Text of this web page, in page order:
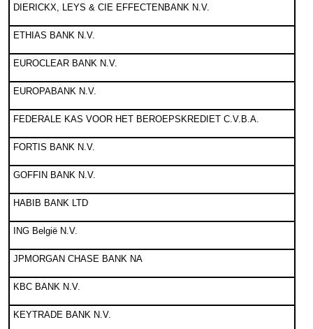
DIERICKX, LEYS & CIE EFFECTENBANK N.V.
ETHIAS BANK N.V.
EUROCLEAR BANK N.V.
EUROPABANK N.V.
FEDERALE KAS VOOR HET BEROEPSKREDIET C.V.B.A.
FORTIS BANK N.V.
GOFFIN BANK N.V.
HABIB BANK LTD
ING België N.V.
JPMORGAN CHASE BANK NA
KBC BANK N.V.
KEYTRADE BANK N.V.